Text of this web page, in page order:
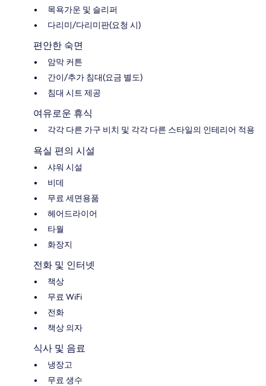
목욕가운 및 슬리퍼
다리미/다리미판(요청 시)
편안한 숙면
암막 커튼
간이/추가 침대(요금 별도)
침대 시트 제공
여유로운 휴식
각각 다른 가구 비치 및 각각 다른 스타일의 인테리어 적용
욕실 편의 시설
샤워 시설
비데
무료 세면용품
헤어드라이어
타월
화장지
전화 및 인터넷
책상
무료 WiFi
전화
책상 의자
식사 및 음료
냉장고
무료 생수